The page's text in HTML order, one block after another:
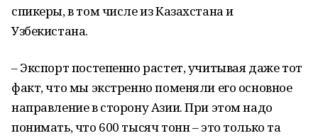
спикеры, в том числе из Казахстана и
Узбекистана.
– Экспорт постепенно растет, учитывая даже тот
факт, что мы экстренно поменяли его основное
направление в сторону Азии. При этом надо
понимать, что 600 тысяч тонн – это только та